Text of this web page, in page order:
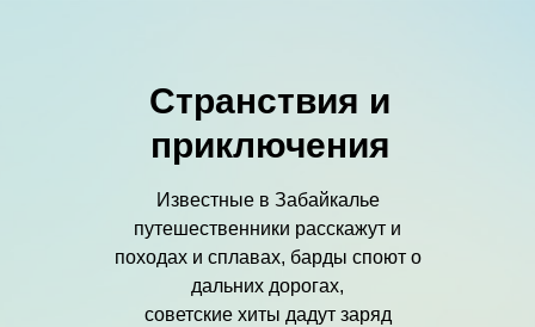
Странствия и
приключения
Известные в Забайкалье
путешественники расскажут и
походах и сплавах, барды споют о
дальних дорогах,
советские хиты дадут заряд